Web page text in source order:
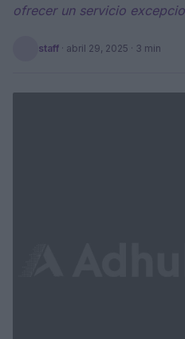
ofrecer un servicio
staff · abril 29, 2025 · 3 min